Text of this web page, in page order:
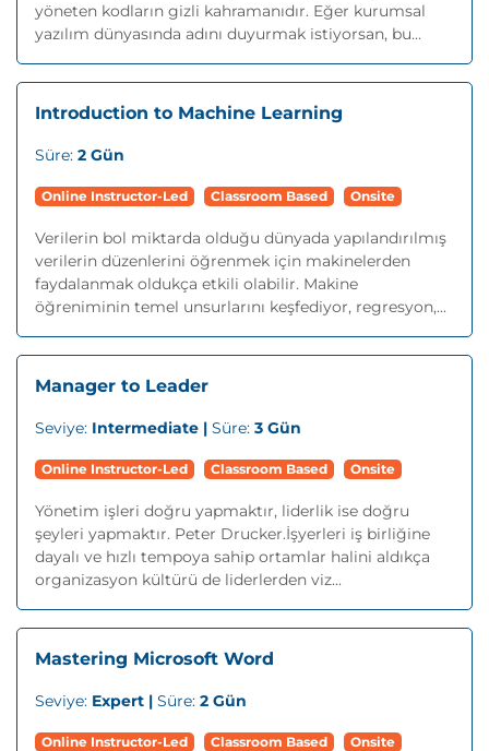
yöneten kodların gizli kahramanıdır. Eğer kurumsal
yazılım dünyasında adını duyurmak istiyorsan, bu...
Introduction to Machine Learning
Süre: 2 Gün
Online Instructor-Led Classroom Based Onsite
Verilerin bol miktarda olduğu dünyada yapılandırılmış
verilerin düzenlerini öğrenmek için makinelerden
faydalanmak oldukça etkili olabilir. Makine
öğreniminin temel unsurlarını keşfediyor, regresyon,...
Manager to Leader
Seviye: Intermediate | Süre: 3 Gün
Online Instructor-Led Classroom Based Onsite
Yönetim işleri doğru yapmaktır, liderlik ise doğru
şeyleri yapmaktır. Peter Drucker.İşyerleri iş birliğine
dayalı ve hızlı tempoya sahip ortamlar halini aldıkça
organizasyon kültürü de liderlerden viz...
Mastering Microsoft Word
Seviye: Expert | Süre: 2 Gün
Online Instructor-Led Classroom Based Onsite